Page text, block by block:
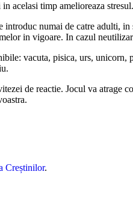
acelasi timp amelioreaza
numai de catre adulti,
in vigoare. In cazul
vacuta, pisica, urs,
de reactie. Jocul va
Creștinilor.